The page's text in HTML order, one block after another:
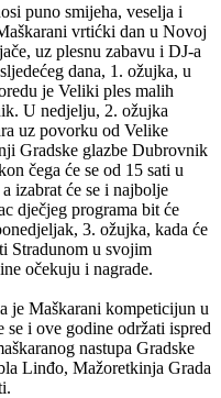
puno smijeha, veselja i
vrtićki dan u Novoj
uz plesnu zabavu i DJ-a
dana, 1. ožujka, u
je Veliki ples malih
U nedjelju, 2. ožujka
uz povorku od Velike
Gradske glazbe Dubrovnik
čega će se od 15 sati u
izabrat će se i najbolje
dječjeg programa bit će
3. ožujka, kada će
Stradunom u svojim
očekuju i nagrade.
je Maškarani kompeticijun u
i ove godine održati ispred
nastupa Gradske
Linđo, Mažoretkinja Grada